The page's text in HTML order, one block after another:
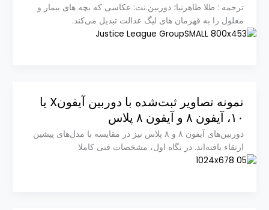
ترجمه : طلا طاهرنیا؛ دوربین.نت: عکاسی که بچه های بیمار و
معلول را به قهرمان های لیگ عدالت تبدیل می‌کند.
نمونه تصاویر ثبت‌شده با دوربین آیفون‌‌X یا
۱۰، آیفون ۸ و آیفون ۸ پلاس
دوربین‌های آیفون ۸ و ۸ پلاس نیز در مقایسه با مدل‌های پیشین
ارتقاء یافته‌اند. در نگاه اول، مشخصات فنی کاملا